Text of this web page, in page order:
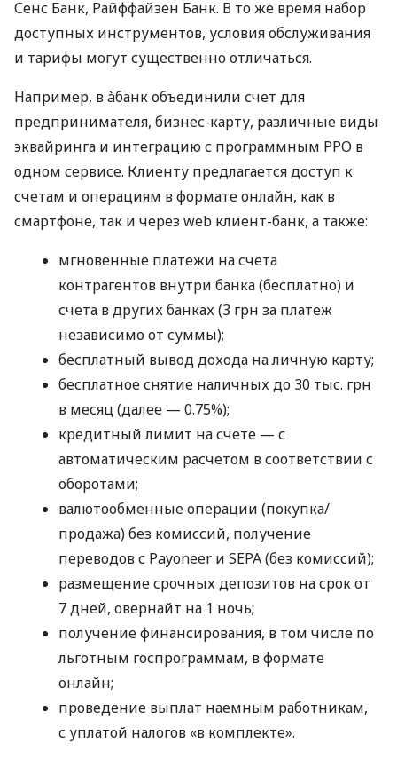
Сенс Банк, Райффайзен Банк. В то же время набор
доступных инструментов, условия обслуживания
и тарифы могут существенно отличаться.
Например, в àбанк объединили счет для
предпринимателя, бизнес-карту, различные виды
эквайринга и интеграцию с программным РРО в
одном сервисе. Клиенту предлагается доступ к
счетам и операциям в формате онлайн, как в
смартфоне, так и через web клиент-банк, а также:
мгновенные платежи на счета
контрагентов внутри банка (бесплатно) и
счета в других банках (3 грн за платеж
независимо от суммы);
бесплатный вывод дохода на личную карту;
бесплатное снятие наличных до 30 тыс. грн
в месяц (далее — 0.75%);
кредитный лимит на счете — с
автоматическим расчетом в соответствии с
оборотами;
валютообменные операции (покупка/
продажа) без комиссий, получение
переводов с Payoneer и SEPA (без комиссий);
размещение срочных депозитов на срок от
7 дней, овернайт на 1 ночь;
получение финансирования, в том числе по
льготным госпрограммам, в формате
онлайн;
проведение выплат наемным работникам,
с уплатой налогов «в комплекте».